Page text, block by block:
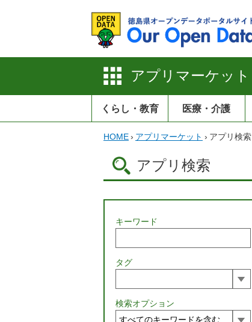
アプリマーケット
くらし・教育 医療・介護
HOME› アプリマーケット › アプリ検索
アプリ検索
キーワード
タグ
検索オプション